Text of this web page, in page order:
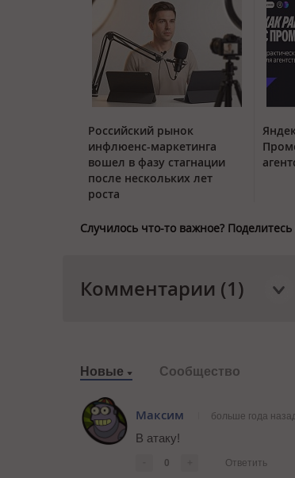
Российский рынок
инфлюенс-маркетинга
вошел в фазу стагнации
после нескольких лет
роста
Случилось что-то важное?
Комментарии (1)
Новые Сообщество
Максим больше года
В атаку!
0 Ответить